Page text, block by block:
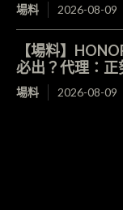
場料 2026-08-09
【場料】
必出？代理：正
場料 2026-08-09